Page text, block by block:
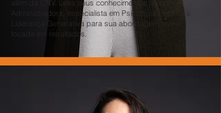
além da CNV. Leva seus conhecimentos como
Administradora, especialista em Psicologia Positiva e
Liderança Generativa para sua abordagem leve e
focada em resultados.